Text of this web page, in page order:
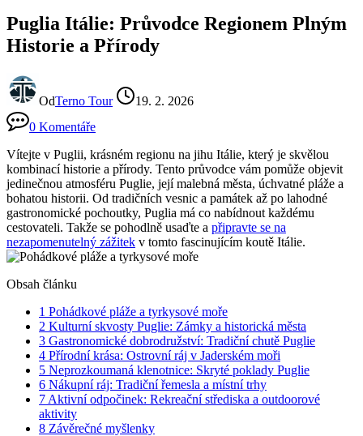
Puglia Itálie: Průvodce Regionem Plným
Historie a Přírody
OdTerno Tour
19. 2. 2026
0 Komentáře
Vítejte v Puglii, krásném regionu na jihu Itálie, který je skvělou
kombinací historie a přírody. Tento průvodce vám pomůže objevit
jedinečnou atmosféru Puglie, její malebná města, úchvatné pláže a
bohatou historii. Od tradičních vesnic a památek až po lahodné
gastronomické pochoutky, Puglia má co nabídnout každému
cestovateli. Takže se pohodlně usaďte a připravte se na
nezapomenutelný zážitek v tomto fascinujícím koutě Itálie.
Obsah článku
1 Pohádkové pláže a tyrkysové moře
2 Kulturní skvosty Puglie: Zámky a historická města
3 Gastronomické dobrodružství: Tradiční chutě Puglie
4 Přírodní krása: Ostrovní ráj v Jaderském moři
5 Neprozkoumaná klenotnice: Skryté poklady Puglie
6 Nákupní ráj: Tradiční řemesla a místní trhy
7 Aktivní odpočinek: Rekreační střediska a outdoorové
aktivity
8 Závěrečné myšlenky